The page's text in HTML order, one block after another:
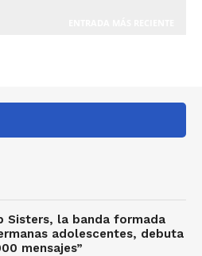
Sisters, la banda formada
adolescentes, debuta
mensajes”